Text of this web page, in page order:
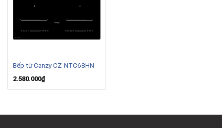
Bếp từ Canzy CZ-NTC68HN
2.580.000₫